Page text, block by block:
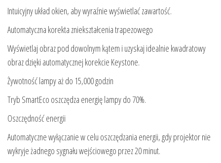
Intuicyjny układ okien, aby wyraźnie wyświetlać zawartość.
Automatyczna korekta zniekształcenia trapezowego
Wyświetlaj obraz pod dowolnym kątem i uzyskaj idealnie kwadratowy
obraz dzięki automatycznej korekcie Keystone.
Żywotność lampy aż do 15,000 godzin
Tryb SmartEco oszczędza energię lampy do 70%.
Oszczędność energii
Automatyczne wyłączanie w celu oszczędzania energii, gdy projektor nie
wykryje żadnego sygnału wejściowego przez 20 minut.